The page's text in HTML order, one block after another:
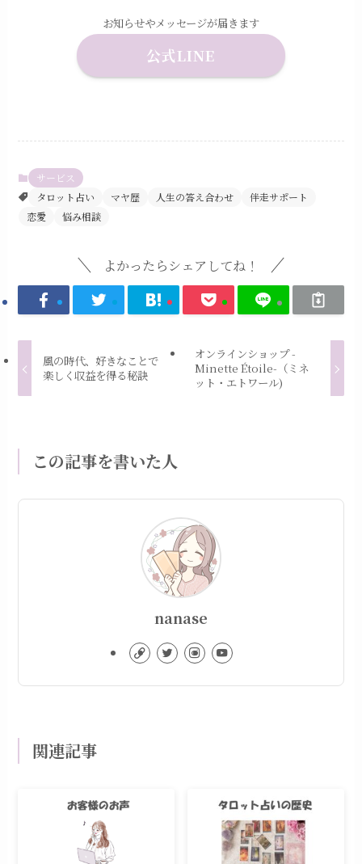
お知らせやメッセージが届きます
公式LINE
サービス
タロット占い
マヤ歴 人生の答え合わせ
伴走サポート
恋愛
悩み相談
よかったらシェアしてね！
風の時代、好きなことで
楽しく収益を得る秘訣
オンラインショップ -
Minette Étoile-（ミネ
ット・エトワール)
この記事を書いた人
nanase
関連記事